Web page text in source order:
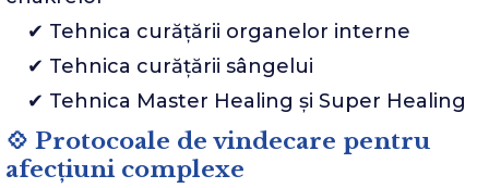
✔ Tehnica curățării organelor interne
✔ Tehnica curățării sângelui
✔ Tehnica Master Healing și Super Healing
💠 Protocoale de vindecare pentru
afecțiuni complexe